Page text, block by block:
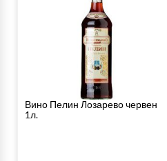
Вино Пелин Лозарево червен
1л.